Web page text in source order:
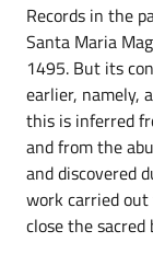
Records in the
Santa Maria
1495. But its
earlier, namely,
this is inferred
and from the
and discovered
work carried
close the